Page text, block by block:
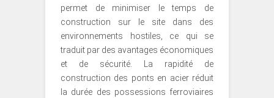
permet de minimiser le temps de
construction sur le site dans des
environnements hostiles, ce qui se
traduit par des avantages économiques
et de sécurité. La rapidité de
construction des ponts en acier réduit
la durée des possessions ferroviaires